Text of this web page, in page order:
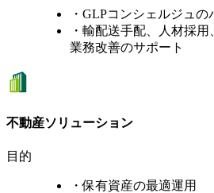
GLP三郷Ⅲ
GLP ALFALINK相模原１
・GLPコンシェルジュ
・輸配送手配、人材採用
業務改善のサポート
不動産ソリューション
目的
・保有資産の最適運用